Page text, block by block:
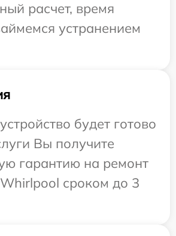
расчет, время
устранением
будет готово
Вы получите
гарантию на ремонт
сроком до 3